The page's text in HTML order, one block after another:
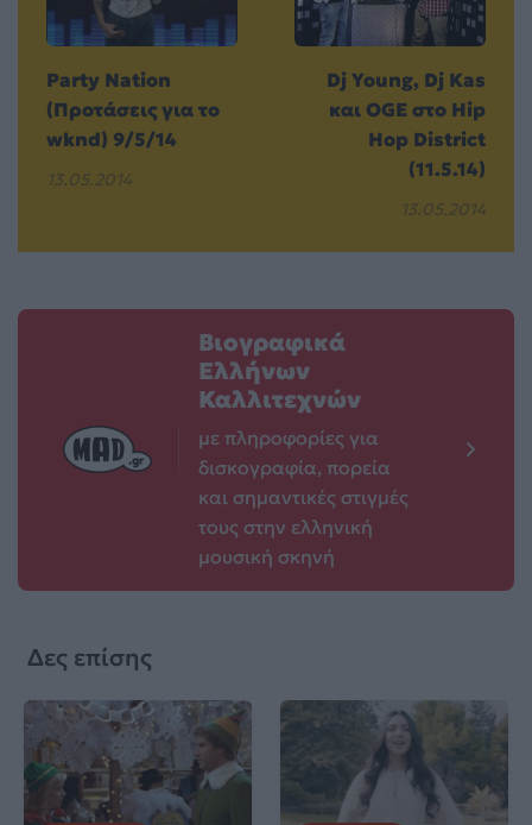
Party Nation
(Προτάσεις για το
wknd) 9/5/14
13.05.2014
Dj Young, Dj Kas
και OGE στο Hip
Hop District
(11.5.14)
13.05.2014
Βιογραφικά
Ελλήνων
Καλλιτεχνών
με πληροφορίες για
δισκογραφία, πορεία
και σημαντικές στιγμές
τους στην ελληνική
μουσική σκηνή
Δες επίσης